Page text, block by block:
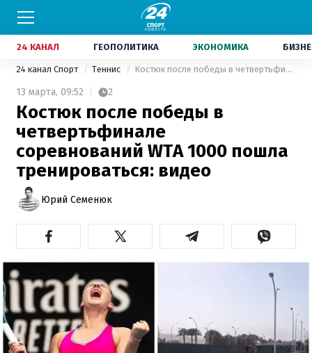
24 КАНАЛ ГЕОПОЛИТИКА ЭКОНОМИКА
24 канал Спорт Теннис Костюк после победы в четвертьфинале соревнований WTA 1000 пошла тренироваться: видео
13 марта, 09:52 2
Костюк после победы в
четвертьфинале
соревнований WTA 1000 пошла
тренироваться: видео
Юрий Семенюк